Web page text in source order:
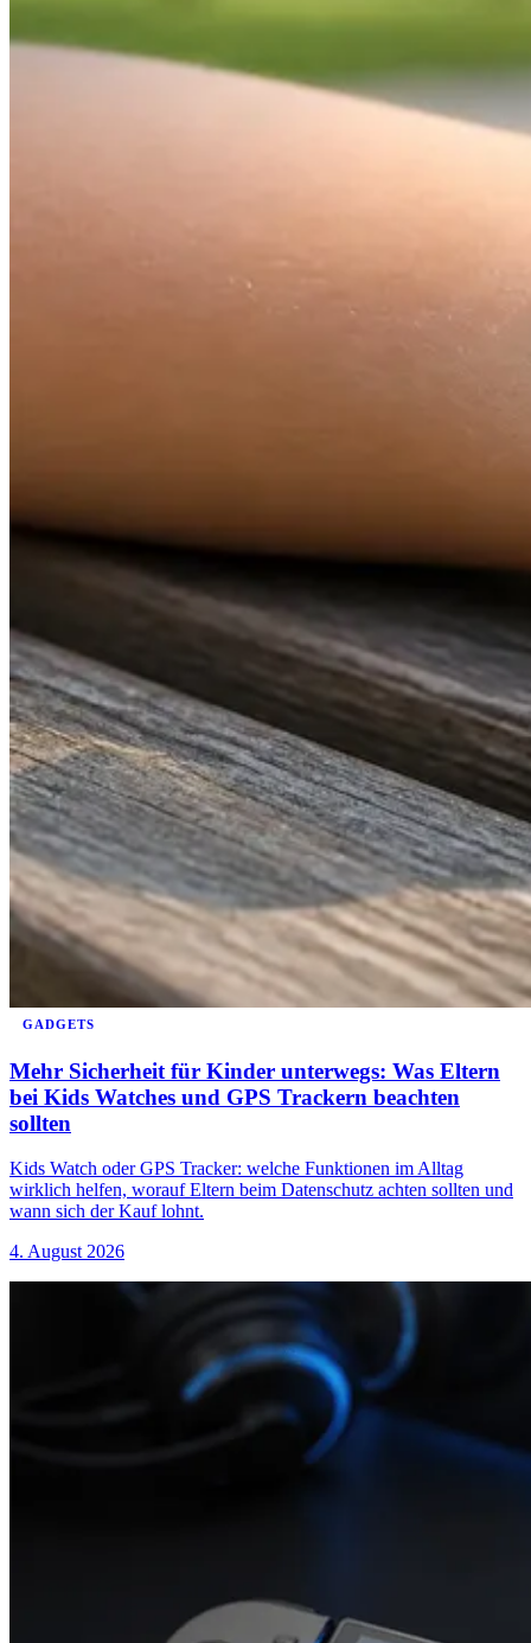
GADGETS
Mehr Sicherheit für Kinder unterwegs: Was Eltern
bei Kids Watches und GPS Trackern beachten
sollten
Kids Watch oder GPS Tracker: welche Funktionen im Alltag
wirklich helfen, worauf Eltern beim Datenschutz achten sollten und
wann sich der Kauf lohnt.
4. August 2026